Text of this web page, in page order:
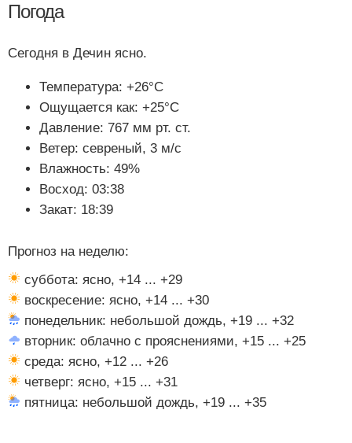
Погода
Сегодня в Дечин ясно.
Температура: +26°C
Ощущается как: +25°C
Давление: 767 мм рт. ст.
Ветер: севреный, 3 м/с
Влажность: 49%
Восход: 03:38
Закат: 18:39
Прогноз на неделю:
суббота: ясно, +14 ... +29
воскресение: ясно, +14 ... +30
понедельник: небольшой дождь, +19 ... +32
вторник: облачно с прояснениями, +15 ... +25
среда: ясно, +12 ... +26
четверг: ясно, +15 ... +31
пятница: небольшой дождь, +19 ... +35